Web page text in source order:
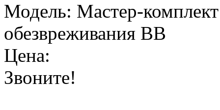
Модель: Мастер-
обезвреживания ВВ
Цена:
Звоните!